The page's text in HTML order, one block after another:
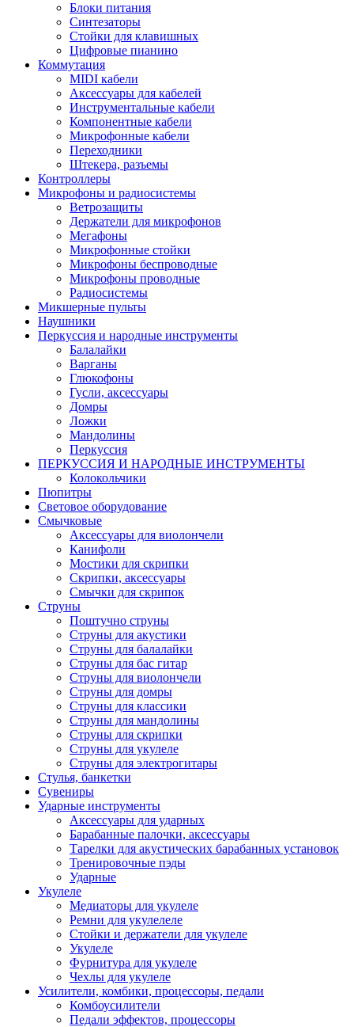
Блоки питания
Синтезаторы
Стойки для клавишных
Цифровые пианино
Коммутация
MIDI кабели
Аксессуары для кабелей
Инструментальные кабели
Компонентные кабели
Микрофонные кабели
Переходники
Штекера, разъемы
Контроллеры
Микрофоны и радиосистемы
Ветрозащиты
Держатели для микрофонов
Мегафоны
Микрофонные стойки
Микрофоны беспроводные
Микрофоны проводные
Радиосистемы
Микшерные пульты
Наушники
Перкуссия и народные инструменты
Балалайки
Варганы
Глюкофоны
Гусли, аксессуары
Домры
Ложки
Мандолины
Перкуссия
ПЕРКУССИЯ И НАРОДНЫЕ ИНСТРУМЕНТЫ
Колокольчики
Пюпитры
Световое оборудование
Смычковые
Аксессуары для виолончели
Канифоли
Мостики для скрипки
Скрипки, аксессуары
Смычки для скрипок
Струны
Поштучно струны
Струны для акустики
Струны для балалайки
Струны для бас гитар
Струны для виолончели
Струны для домры
Струны для классики
Струны для мандолины
Струны для скрипки
Струны для укулеле
Струны для электрогитары
Стулья, банкетки
Сувениры
Ударные инструменты
Аксессуары для ударных
Барабанные палочки, аксессуары
Тарелки для акустических барабанных установок
Тренировочные пэды
Ударные
Укулеле
Медиаторы для укулеле
Ремни для укулелеле
Стойки и держатели для укулеле
Укулеле
Фурнитура для укулеле
Чехлы для укулеле
Усилители, комбики, процессоры, педали
Комбоусилители
Педали эффектов, процессоры